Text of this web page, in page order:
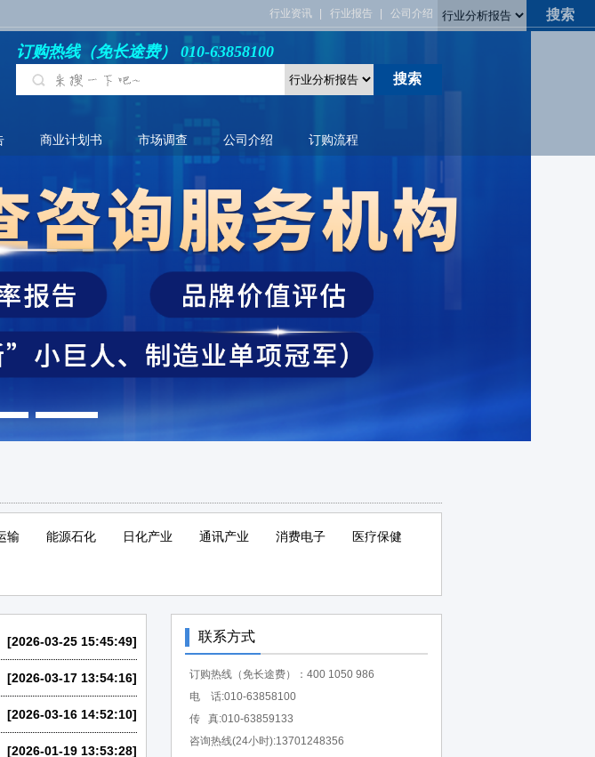
行业资讯 行业报告 公司介绍
订购热线（免长途费） 010-63858100
商业计划书 市场调查 公司介绍 订购流程
输 能源石化 日化产业 通讯产业 消费电子 医疗保健
[2026-03-25 15:45:49]
[2026-03-17 13:54:16]
[2026-03-16 14:52:10]
[2026-01-19 13:53:28]
联系方式
订购热线（免长途费）：400 1050 986
电 话:010-63858100
传 真:010-63859133
咨询热线(24小时):13701248356